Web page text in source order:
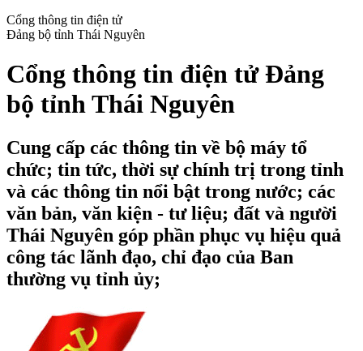
Cổng thông tin điện tử
Đảng bộ tỉnh Thái Nguyên
Cổng thông tin điện tử Đảng
bộ tỉnh Thái Nguyên
Cung cấp các thông tin về bộ máy tổ
chức; tin tức, thời sự chính trị trong tỉnh
và các thông tin nổi bật trong nước; các
văn bản, văn kiện - tư liệu; đất và người
Thái Nguyên góp phần phục vụ hiệu quả
công tác lãnh đạo, chỉ đạo của Ban
thường vụ tỉnh ủy;